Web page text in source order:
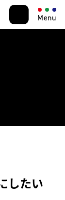
Menu
したい